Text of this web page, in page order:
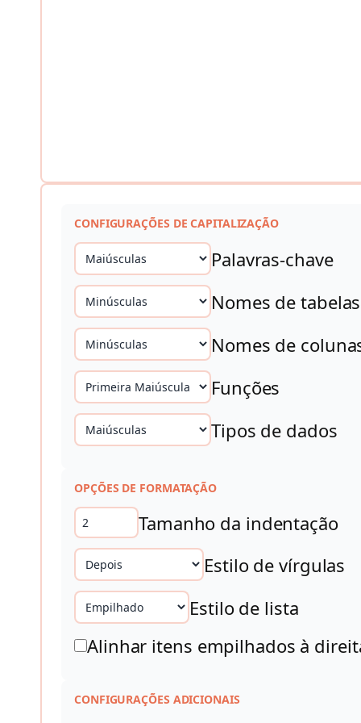
CONFIGURAÇÕES DE CAPITALIZAÇÃO
Palavras-chave
Nomes de tabelas
Nomes de
Funções
Tipos de dados
OPÇÕES DE FORMATAÇÃO
Tamanho da indentação
Estilo de vírgulas
Estilo de lista
Alinhar itens empilhados à
CONFIGURAÇÕES ADICIONAIS